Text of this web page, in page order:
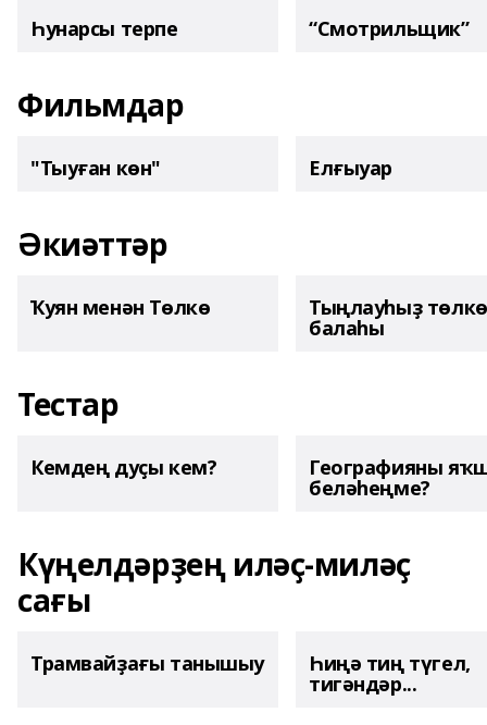
Һунарсы терпе “Смотрильщик”
Фильмдар
"Тыуған көн" Елғыуар
Әкиәттәр
Ҡуян менән Төлкө Тыңлауһыҙ төлкө
балаһы
Тестар
Кемдең дуҫы кем? Географияны
беләһеңме?
Күңелдәрҙең иләҫ-миләҫ
сағы
Трамвайҙағы танышыу Һиңә тиң түгел,
тигәндәр...